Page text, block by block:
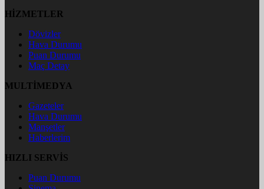
HİZMETLER
Dövizler
Hava Durumu
Puan Durumu
Maç Detay
MULTİMEDYA
Gazeteler
Hava Durumu
Manşetler
Haberlerim
HIZLI SERVİS
Puan Durumu